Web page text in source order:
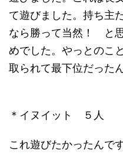
て遊びました。持ち主
なら勝って当然！ と
めでした。やっとのこ
取られて最下位だった
＊イヌイット ５人
これ遊びたかったんで